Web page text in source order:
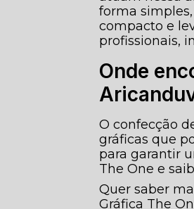
forma
compacto e
profissionais,
Onde
O confecção
gráficas que
para garantir
The One e
Quer saber
Gráfica The